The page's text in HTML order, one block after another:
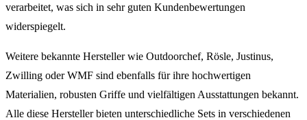
verarbeitet, was sich in sehr guten Kundenbewertungen
widerspiegelt.
Weitere bekannte Hersteller wie Outdoorchef, Rösle, Justinus,
Zwilling oder WMF sind ebenfalls für ihre hochwertigen
Materialien, robusten Griffe und vielfältigen Ausstattungen bekannt.
Alle diese Hersteller bieten unterschiedliche Sets in verschiedenen